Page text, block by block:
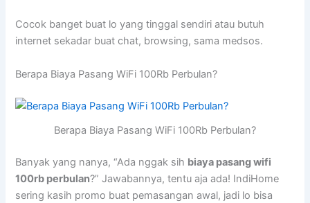
Cocok banget buat lo yang tinggal sendiri atau butuh
internet sekadar buat chat, browsing, sama medsos.
Berapa Biaya Pasang WiFi 100Rb Perbulan?
Berapa Biaya Pasang WiFi 100Rb Perbulan?
Banyak yang nanya, “Ada nggak sih biaya pasang wifi
100rb perbulan?” Jawabannya, tentu aja ada! IndiHome
sering kasih promo buat pemasangan awal, jadi lo bisa